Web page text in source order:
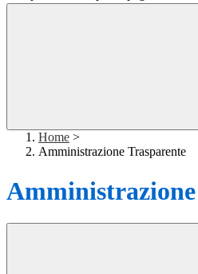
Home >
Amministrazione Trasparente